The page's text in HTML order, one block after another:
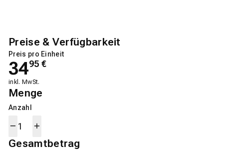
Preise & Verfügbarkeit
Preis pro Einheit
3495 €
inkl. MwSt.
Menge
Anzahl
Gesamtbetrag